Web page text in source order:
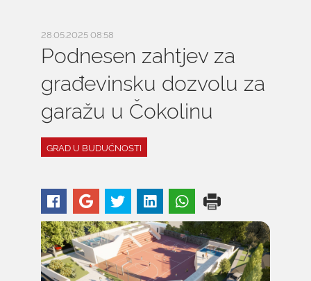
28.05.2025 08:58
Podnesen zahtjev za
građevinsku dozvolu za
garažu u Čokolinu
GRAD U BUDUĆNOSTI